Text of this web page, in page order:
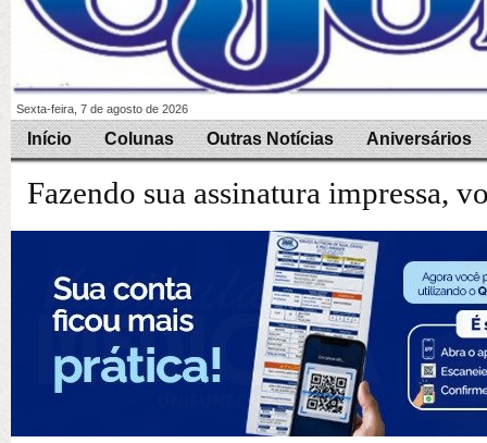
Sexta-feira, 7 de agosto de 2026
Início Colunas Outras Notícias Aniversários
Fazendo sua assinatura impressa,